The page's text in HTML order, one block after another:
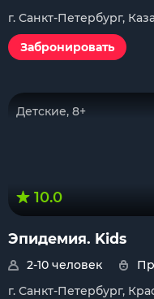
г. Санкт-Петербург,
Забронировать
Детские, 8+
10.0
Эпидемия. Kids
2-10 человек
г. Санкт-Петербург,